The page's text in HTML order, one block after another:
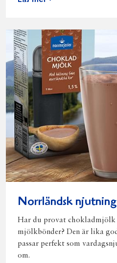
Norrländsk
Har du provat chokladmjölk
mjölkbönder? Den är lika
passar perfekt som
om.